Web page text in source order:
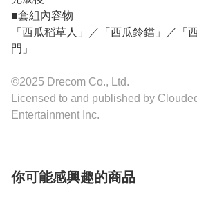
■套組內容物
「西瓜稻草人」／「西瓜鈴鐺」／「
門」
©2025 Drecom Co., Ltd.
Licensed to and published by
Entertainment Inc.
你可能感興趣的商品